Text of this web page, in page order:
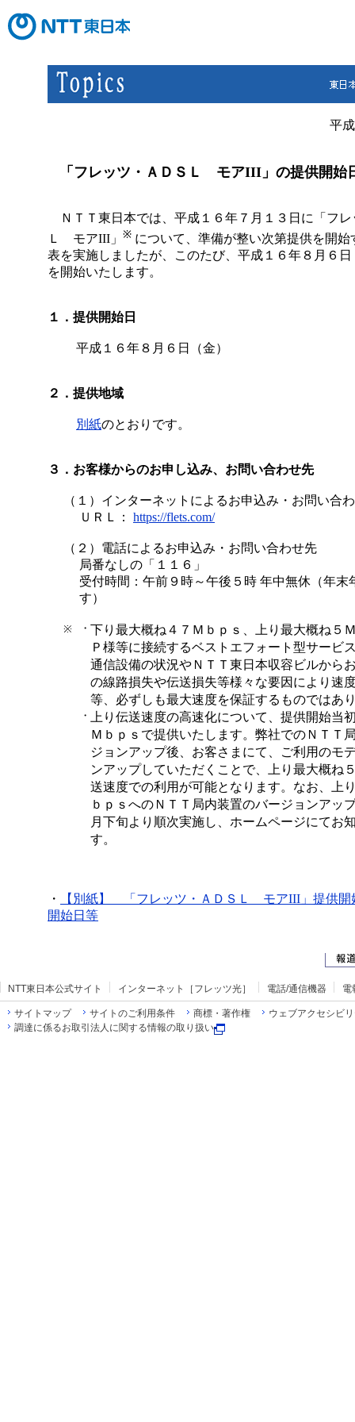
平
「フレッツ・ＡＤＳＬ モアIII」の提供開始
ＮＴＴ東日本では、平成１６年７月１３日に「フレ
Ｌ モアIII」 ※ について、準備が整い次第提供を開始
表を実施しましたが、このたび、平成１６年８月６
を開始いたします。
１．提供開始日
平成１６年８月６日（金）
２．提供地域
別紙のとおりです。
３．お客様からのお申し込み、お問い合わせ先
（１）インターネットによるお申込み・お問い合
ＵＲＬ： https://flets.com/
（２）電話によるお申込み・お問い合わせ先
局番なしの「１１６」
受付時間：午前９時～午後５時 年中無休（年末
す）
※ ・ 下り最大概ね４７Ｍｂｐｓ、上り最大概ね５
Ｐ様等に接続するベストエフォート型サービ
通信設備の状況やＮＴＴ東日本収容ビルから
の線路損失や伝送損失等様々な要因により速
等、必ずしも最大速度を保証するものではあ
・ 上り伝送速度の高速化について、提供開始当
Ｍｂｐｓで提供いたします。弊社でのＮＴＴ
ジョンアップ後、お客さまにて、ご利用のモ
ンアップしていただくことで、上り最大概ね
送速度での利用が可能となります。なお、上
ｂｐｓへのＮＴＴ局内装置のバージョンアッ
月下旬より順次実施し、ホームページにてお
す。
・
【別紙】 「フレッツ・ＡＤＳＬ モアIII」提供開
開始日等
NTT東日本公式サイト インターネット［フレッツ光］ 電話/通信機器 電
サイトマップ サイトのご利用条件 商標・著作権
ウェブアクセシビ
調達に係るお取引法人に関する情報の取り扱い